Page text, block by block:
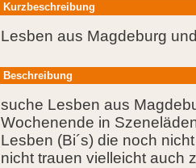
Kurzbeschreibung
Lesben aus Magdeburg
Beschreibung
suche Lesben aus
Wochenende in
Lesben (Bi´s) die noch
nicht trauen vielleicht auch